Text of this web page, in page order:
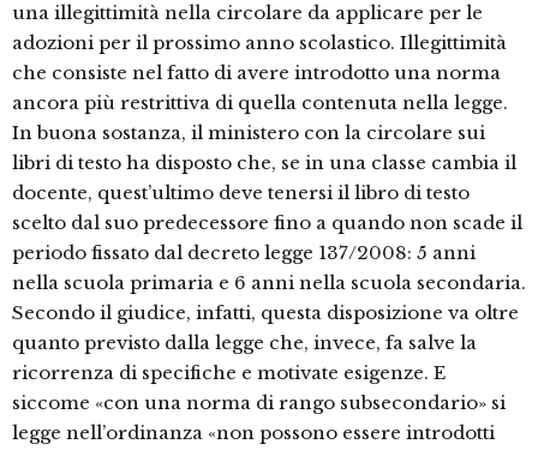
una illegittimità nella circolare da applicare per le
adozioni per il prossimo anno scolastico. Illegittimità
che consiste nel fatto di avere introdotto una norma
ancora più restrittiva di quella contenuta nella legge.
In buona sostanza, il ministero con la circolare sui
libri di testo ha disposto che, se in una classe cambia il
docente, quest’ultimo deve tenersi il libro di testo
scelto dal suo predecessore fino a quando non scade il
periodo fissato dal decreto legge 137/2008: 5 anni
nella scuola primaria e 6 anni nella scuola secondaria.
Secondo il giudice, infatti, questa disposizione va oltre
quanto previsto dalla legge che, invece, fa salve la
ricorrenza di specifiche e motivate esigenze. E
siccome «con una norma di rango subsecondario» si
legge nell’ordinanza «non possono essere introdotti